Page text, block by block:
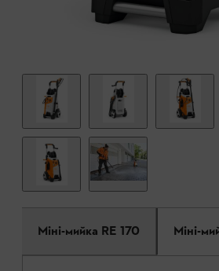
Міні-мийка RE 170 Міні-